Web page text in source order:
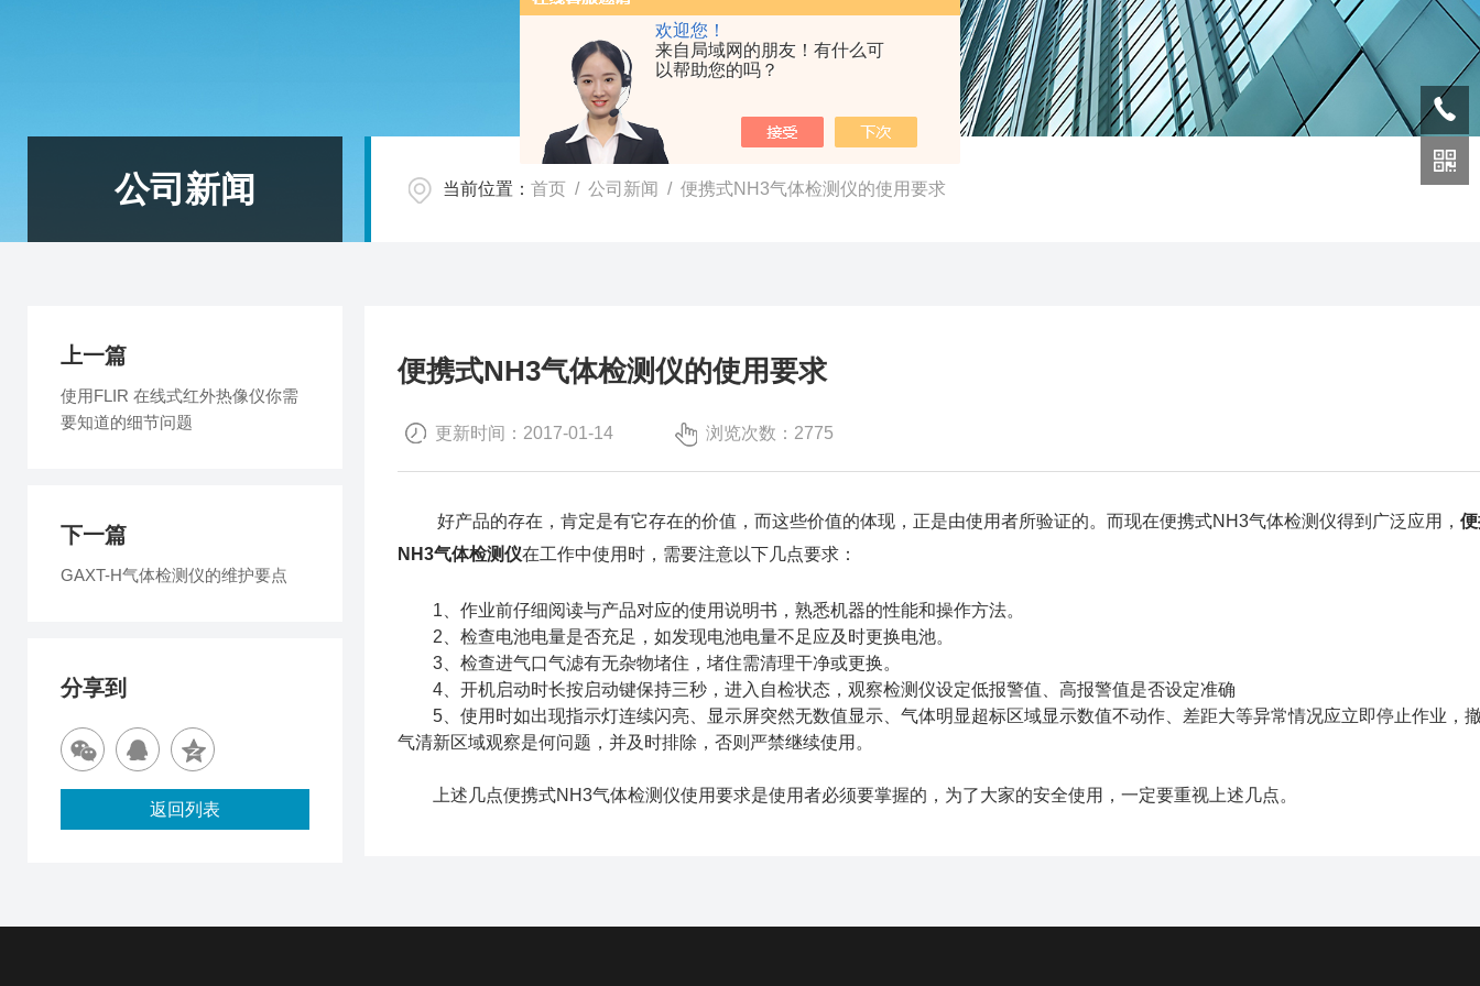
欢迎您！
来自局域网的朋友！有什么可
以帮助您的吗？
公司新闻 当前位置： 首页 / 公司新闻 / 便携式NH3气体检测仪的使用要求
便携式NH3气体检测仪的使用要求
更新时间：2017-01-14 浏览次数：2775
好产品的存在，肯定是有它存在的价值，而这些价值的体现，正是由使用者所验证的。而现在便携式NH3气体检测仪得到广泛应用，
NH3气体检测仪在工作中使用时，需要注意以下几点要求：
1、作业前仔细阅读与产品对应的使用说明书，熟悉机器的性能和操作方法。
2、检查电池电量是否充足，如发现电池电量不足应及时更换电池。
3、检查进气口气滤有无杂物堵住，堵住需清理干净或更换。
4、开机启动时长按启动键保持三秒，进入自检状态，观察检测仪设定低报警值、高报警值是否设定准确
5、使用时如出现指示灯连续闪亮、显示屏突然无数值显示、气体明显超标区域显示数值不动作、差距大等异常情况应立即停止作业，
气清新区域观察是何问题，并及时排除，否则严禁继续使用。
上述几点便携式NH3气体检测仪使用要求是使用者必须要掌握的，为了大家的安全使用，一定要重视上述几点。
上一篇
使用FLIR 在线式红外热像仪你需
要知道的细节问题
下一篇
GAXT-H气体检测仪的维护要点
分享到
返回列表